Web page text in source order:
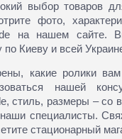
выбор товаров
фото,
на нашем сайте.
по Киеву и всей
какие ролики вам
нашей
стиль, размеры – со
специалисты.
стационарный